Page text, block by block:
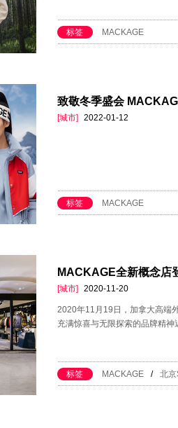
标签 MACKAGE
致敬冬季盛会
[城市] 2022-01-12
标签 MACKAGE
MACKAGE全新概念店
[城市] 2020-11-20
2020年11月19日，加拿大高端
充满惊喜与无限探索的品牌精神
标签 MACKAGE / 北